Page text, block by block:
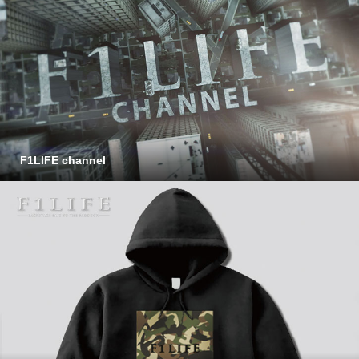
F1LIFE channel